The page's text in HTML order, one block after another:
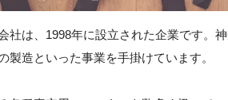
社は、1998年に設立された企業です。
製造といった事業を手掛けています。